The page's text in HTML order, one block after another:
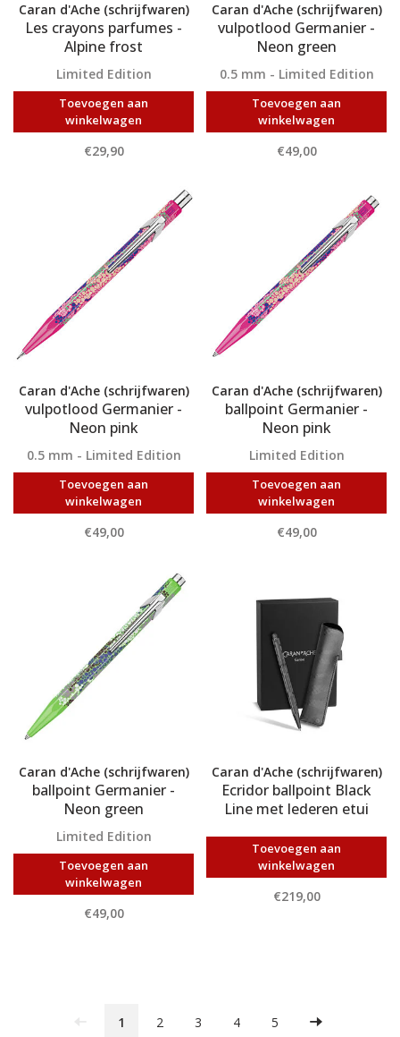
Caran d'Ache (schrijfwaren)
Les crayons parfumes -
Alpine frost
Limited Edition
Toevoegen aan
winkelwagen
€29,90
Caran d'Ache (schrijfwaren)
vulpotlood Germanier -
Neon green
0.5 mm - Limited Edition
Toevoegen aan
winkelwagen
€49,00
Caran d'Ache (schrijfwaren)
vulpotlood Germanier -
Neon pink
0.5 mm - Limited Edition
Toevoegen aan
winkelwagen
€49,00
Caran d'Ache (schrijfwaren)
ballpoint Germanier -
Neon pink
Limited Edition
Toevoegen aan
winkelwagen
€49,00
Caran d'Ache (schrijfwaren)
ballpoint Germanier -
Neon green
Limited Edition
Toevoegen aan
winkelwagen
€49,00
Caran d'Ache (schrijfwaren)
Ecridor ballpoint Black
Line met lederen etui
Toevoegen aan
winkelwagen
€219,00
1 2 3 4 5